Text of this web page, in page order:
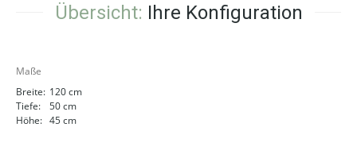
Übersicht: Ihre Konfiguration
Maße
Breite: 120 cm
Tiefe:
50 cm
Höhe: 45 cm